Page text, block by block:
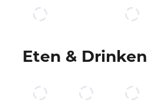
Eten & Drinken